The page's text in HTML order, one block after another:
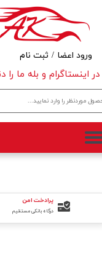
در اینستاگرام و بله ما را
ورود اعضا / ثبت نام
حساب کاربری من
تغییر گذر واژه
سفارشات
خروج از حساب کاربری
پرادخت امن
درگاه بانکی مستقیم